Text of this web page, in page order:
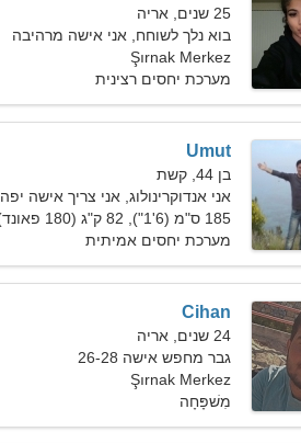
25 שנים, אריה
בוא נלך לשוחח, אני אישה מרהיבה
Şırnak Merkez
מערכת יחסים רצינית
Umut
בן 44, קשת
אני אנדוקרינולוג, אני צריך אישה יפה
185 ס"מ (6'1"), 82 ק"ג (180 פאונד)
מערכת יחסים אמיתית
Cihan
24 שנים, אריה
גבר מחפש אישה 26-28
Şırnak Merkez
מִשׁפָּחָה